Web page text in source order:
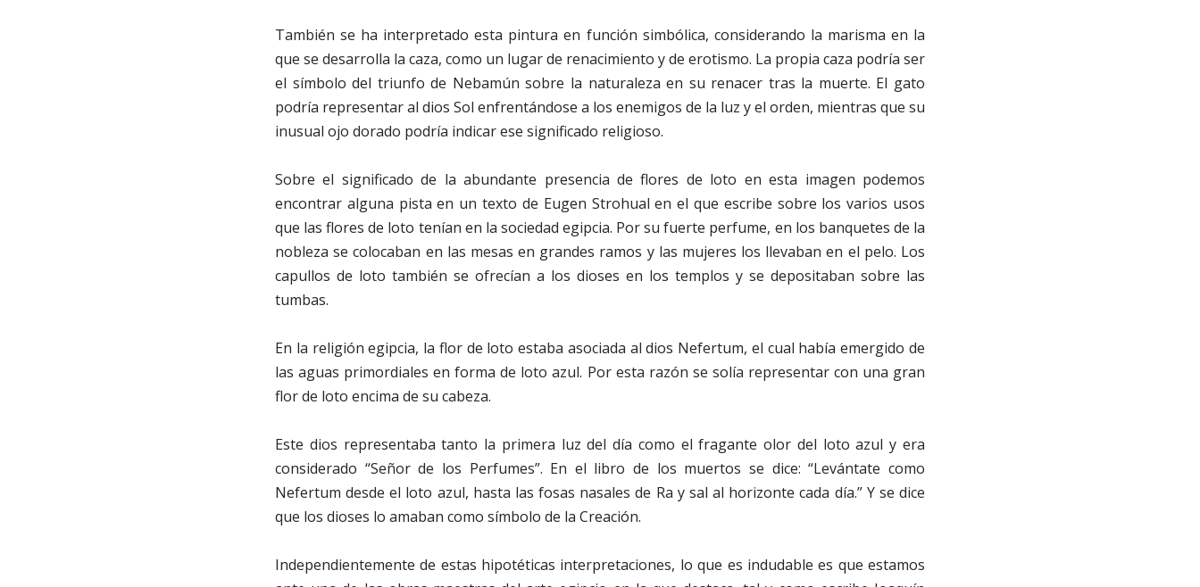
También se ha interpretado esta pintura en función simbólica, considerando la marisma en la
que se desarrolla la caza, como un lugar de renacimiento y de erotismo. La propia caza podría ser
el símbolo del triunfo de Nebamún sobre la naturaleza en su renacer tras la muerte. El gato
podría representar al dios Sol enfrentándose a los enemigos de la luz y el orden, mientras que su
inusual ojo dorado podría indicar ese significado religioso.
Sobre el significado de la abundante presencia de flores de loto en esta imagen podemos
encontrar alguna pista en un texto de Eugen Strohual en el que escribe sobre los varios usos
que las flores de loto tenían en la sociedad egipcia. Por su fuerte perfume, en los banquetes de la
nobleza se colocaban en las mesas en grandes ramos y las mujeres los llevaban en el pelo. Los
capullos de loto también se ofrecían a los dioses en los templos y se depositaban sobre las
tumbas.
En la religión egipcia, la flor de loto estaba asociada al dios Nefertum, el cual había emergido de
las aguas primordiales en forma de loto azul. Por esta razón se solía representar con una gran
flor de loto encima de su cabeza.
Este dios representaba tanto la primera luz del día como el fragante olor del loto azul y era
considerado “Señor de los Perfumes”. En el libro de los muertos se dice: “Levántate como
Nefertum desde el loto azul, hasta las fosas nasales de Ra y sal al horizonte cada día.” Y se dice
que los dioses lo amaban como símbolo de la Creación.
Independientemente de estas hipotéticas interpretaciones, lo que es indudable es que estamos